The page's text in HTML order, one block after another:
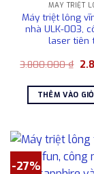
MÁY TRIỆT
Máy triệt lông
nhà ULK-003,
laser tiên
3.800.000₫ Giá
THÊM VÀO
-27%